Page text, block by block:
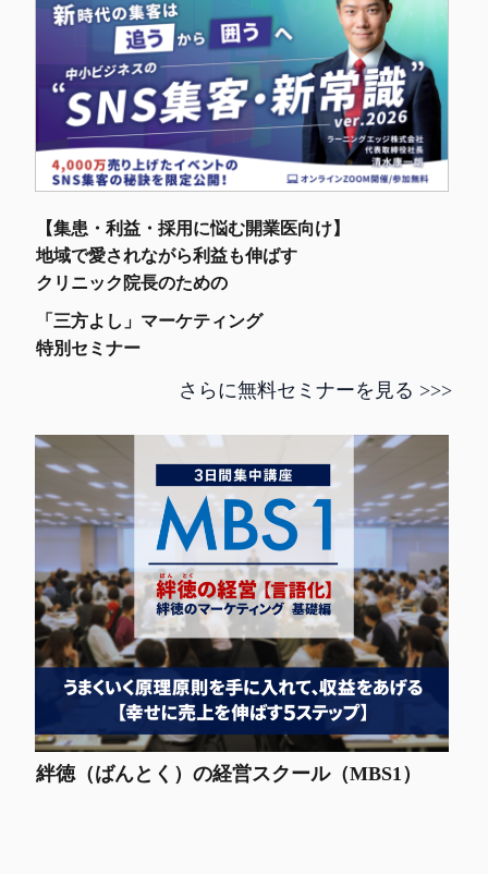
【集患・利益・採用に悩む開業医向け】
地域で愛されながら利益も伸ばす
クリニック院長のための
「三方よし」マーケティング
特別セミナー
さらに無料セミナーを見る >>>
絆徳（ばんとく）の経営スクール（MBS1）